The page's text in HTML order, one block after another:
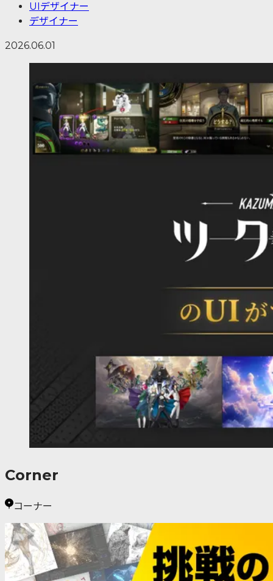
UIデザイナー
デザイナー
2026.06.01
Corner
コーナー